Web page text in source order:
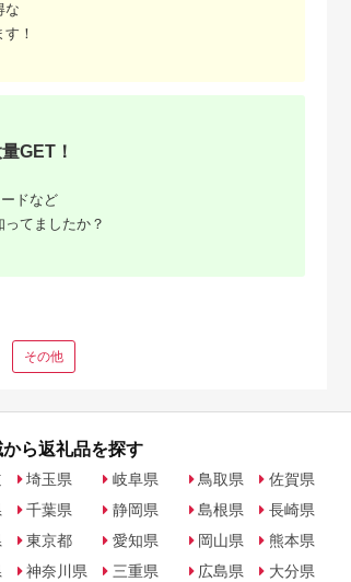
海村】
ートヴィ
2食付券
内旅行 観光
え
な
！
GET！
ドなど
てましたか？
その他
ら返礼品を探す
埼玉県
千葉県
東京都
神奈川県
岐阜県
静岡県
愛知県
三重県
鳥取県
島根県
岡山県
広島県
佐賀県
長崎県
熊本県
大分県